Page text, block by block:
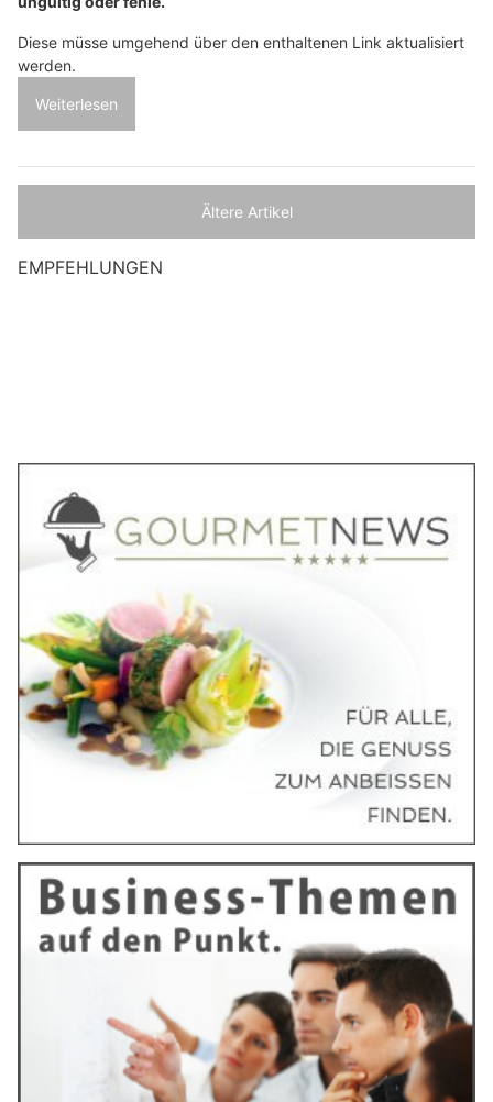
Diese müsse umgehend über den enthaltenen Link aktualisiert
werden.
Weiterlesen
Ältere Artikel
EMPFEHLUNGEN